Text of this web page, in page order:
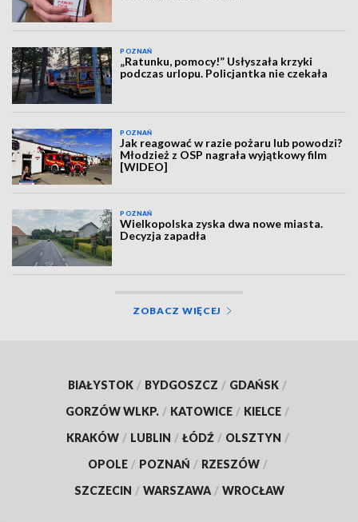
POZNAŃ
„Ratunku, pomocy!” Usłyszała krzyki
podczas urlopu. Policjantka nie czekała
POZNAŃ
Jak reagować w razie pożaru lub powodzi?
Młodzież z OSP nagrała wyjątkowy film
[WIDEO]
POZNAŃ
Wielkopolska zyska dwa nowe miasta.
Decyzja zapadła
ZOBACZ WIĘCEJ
BIAŁYSTOK / BYDGOSZCZ / GDAŃSK /
GORZÓW WLKP. / KATOWICE / KIELCE /
KRAKÓW / LUBLIN / ŁÓDŹ / OLSZTYN /
OPOLE / POZNAŃ / RZESZÓW /
SZCZECIN / WARSZAWA / WROCŁAW